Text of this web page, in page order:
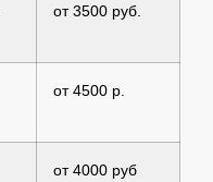
от 3500 руб.
от 4500 р.
от 4000 руб